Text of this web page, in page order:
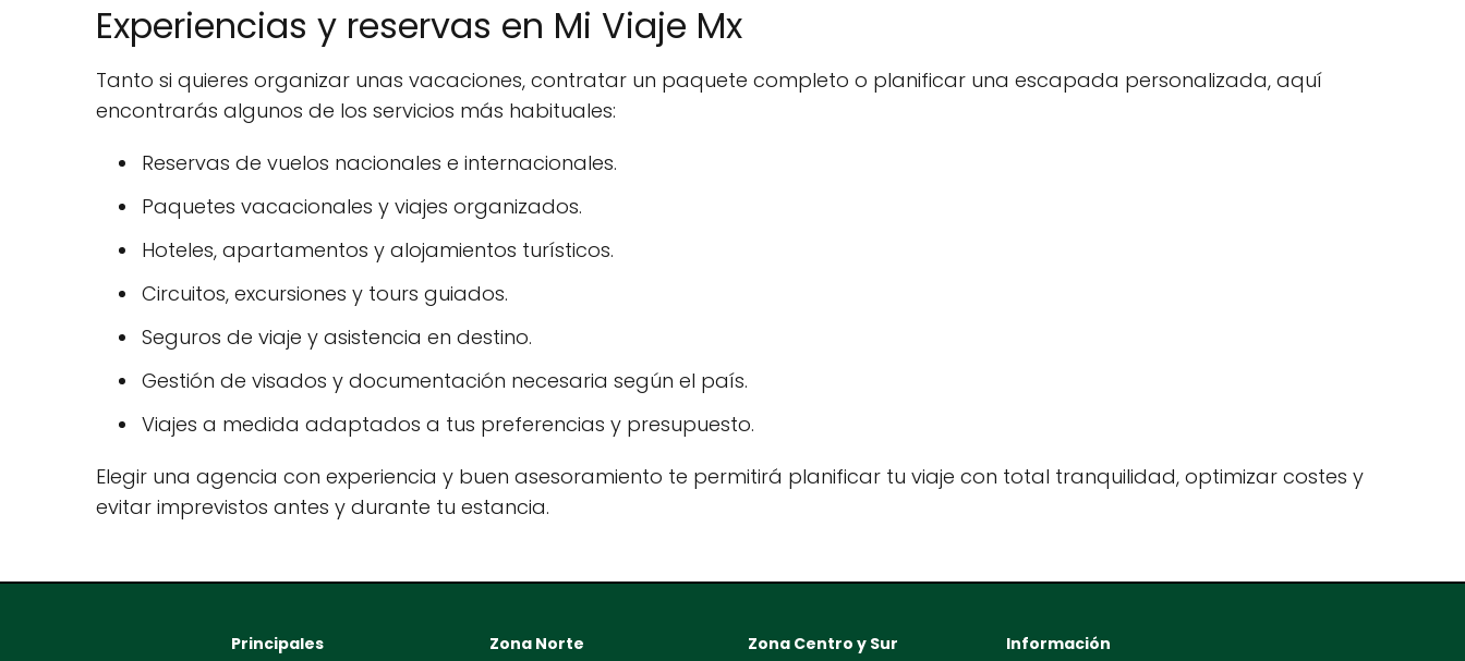
Experiencias y reservas en Mi Viaje Mx
Tanto si quieres organizar unas vacaciones, contratar un paquete completo o planificar una escapada personalizada, aquí
encontrarás algunos de los servicios más habituales:
Reservas de vuelos nacionales e internacionales.
Paquetes vacacionales y viajes organizados.
Hoteles, apartamentos y alojamientos turísticos.
Circuitos, excursiones y tours guiados.
Seguros de viaje y asistencia en destino.
Gestión de visados y documentación necesaria según el país.
Viajes a medida adaptados a tus preferencias y presupuesto.
Elegir una agencia con experiencia y buen asesoramiento te permitirá planificar tu viaje con total tranquilidad, optimizar costes y
evitar imprevistos antes y durante tu estancia.
Principales Zona Norte Zona Centro y Sur Información